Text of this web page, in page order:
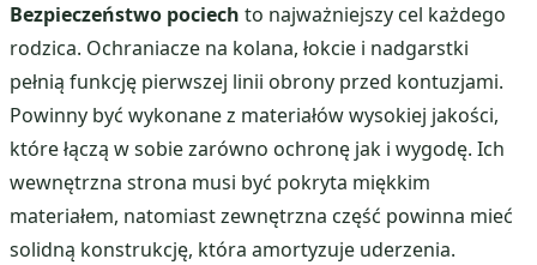
Bezpieczeństwo pociech to najważniejszy cel każdego
rodzica. Ochraniacze na kolana, łokcie i nadgarstki
pełnią funkcję pierwszej linii obrony przed kontuzjami.
Powinny być wykonane z materiałów wysokiej jakości,
które łączą w sobie zarówno ochronę jak i wygodę. Ich
wewnętrzna strona musi być pokryta miękkim
materiałem, natomiast zewnętrzna część powinna mieć
solidną konstrukcję, która amortyzuje uderzenia.